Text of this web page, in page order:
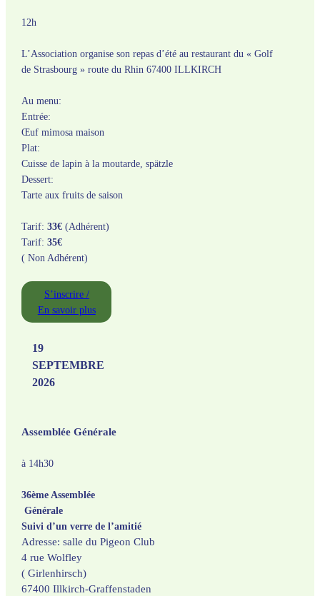
12h
L’Association organise son repas d’été au restaurant du « Golf
de Strasbourg » route du Rhin 67400 ILLKIRCH
Au menu:
Entrée:
Œuf mimosa maison
Plat:
Cuisse de lapin à la moutarde, spätzle
Dessert:
Tarte aux fruits de saison
Tarif:33€ (Adhérent)
Tarif:35€
( Non Adhérent)
S’inscrire /
En savoir plus
19
SEPTEMBRE
2026
Assemblée Générale
à 14h30
36ème Assemblée
Générale
Suivi d’un verre de l’amitié
Adresse: salle du Pigeon Club
4 rue Wolfley
( Girlenhirsch)
67400 Illkirch-Graffenstaden